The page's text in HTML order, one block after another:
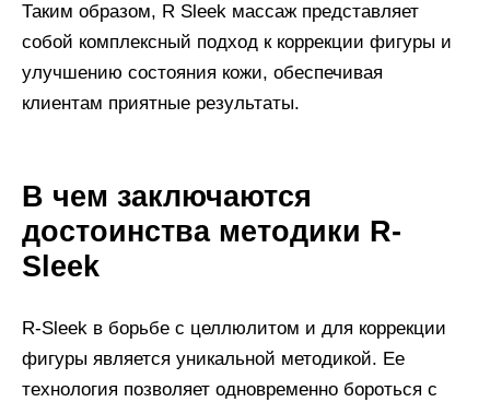
Таким образом, R Sleek массаж представляет
собой комплексный подход к коррекции фигуры и
улучшению состояния кожи, обеспечивая
клиентам приятные результаты.
В чем заключаются
достоинства методики R-
Sleek
R-Sleek в борьбе с целлюлитом и для коррекции
фигуры является уникальной методикой. Ее
технология позволяет одновременно бороться с